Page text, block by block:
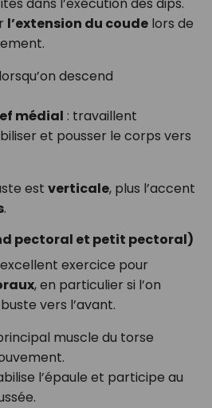
dans l’exécution des dips.
l’extension du coudelors de
descend
médial : travaillent
et pousser le corps vers
est verticale, plus l’accent
.
pectoral et petit pectoral)
excellent exercice pour
, en particulier si l’on
vers l’avant.
muscle du torse
l’épaule et participe au